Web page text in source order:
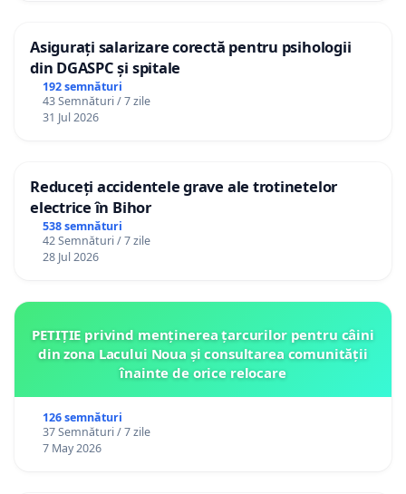
Asigurați salarizare corectă pentru psihologii
din DGASPC și spitale
192 semnături
43 Semnături / 7 zile
31 Jul 2026
Reduceți accidentele grave ale trotinetelor
electrice în Bihor
538 semnături
42 Semnături / 7 zile
28 Jul 2026
PETIȚIE privind menținerea țarcurilor pentru câini
din zona Lacului Noua și consultarea comunității
înainte de orice relocare
126 semnături
37 Semnături / 7 zile
7 May 2026